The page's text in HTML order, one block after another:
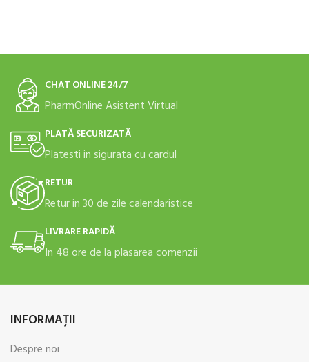
CHAT ONLINE 24/7
PharmOnline Asistent Virtual
PLATĂ SECURIZATĂ
Platesti in sigurata cu cardul
RETUR
Retur in 30 de zile calendaristice
LIVRARE RAPIDĂ
In 48 ore de la plasarea comenzii
INFORMAŢII
Despre noi